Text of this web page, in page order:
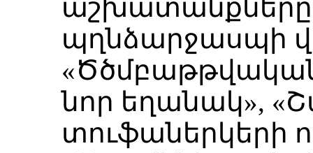
պղնձարջասպի
նոր եղանակ»,
տուֆաներկերի